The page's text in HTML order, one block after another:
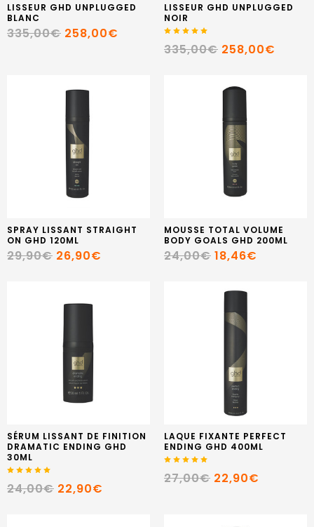
LISSEUR GHD UNPLUGGED
BLANC
335,00€ 258,00€
LISSEUR GHD UNPLUGGED
NOIR
335,00€ 258,00€
SPRAY LISSANT STRAIGHT
ON GHD 120ML
29,90€ 26,90€
MOUSSE TOTAL VOLUME
BODY GOALS GHD 200ML
24,00€ 18,46€
SÉRUM LISSANT DE FINITION
DRAMATIC ENDING GHD
30ML
24,00€ 22,90€
LAQUE FIXANTE PERFECT
ENDING GHD 400ML
27,00€ 22,90€